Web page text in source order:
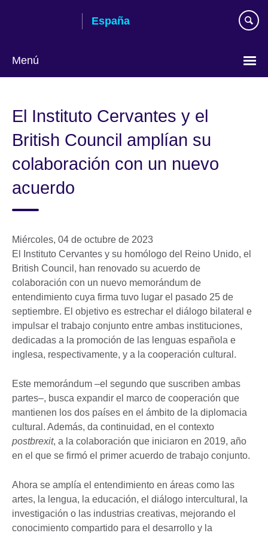
España
Menú
El Instituto Cervantes y el
British Council amplían su
colaboración con un nuevo
acuerdo
Miércoles, 04 de octubre de 2023
El Instituto Cervantes y su homólogo del Reino Unido, el
British Council, han renovado su acuerdo de
colaboración con un nuevo memorándum de
entendimiento cuya firma tuvo lugar el pasado 25 de
septiembre. El objetivo es estrechar el diálogo bilateral e
impulsar el trabajo conjunto entre ambas instituciones,
dedicadas a la promoción de las lenguas española e
inglesa, respectivamente, y a la cooperación cultural.
Este memorándum ‒el segundo que suscriben ambas
partes‒, busca expandir el marco de cooperación que
mantienen los dos países en el ámbito de la diplomacia
cultural. Además, da continuidad, en el contexto
postbrexit, a la colaboración que iniciaron en 2019, año
en el que se firmó el primer acuerdo de trabajo conjunto.
Ahora se amplía el entendimiento en áreas como las
artes, la lengua, la educación, el diálogo intercultural, la
investigación o las industrias creativas, mejorando el
conocimiento compartido para el desarrollo y la